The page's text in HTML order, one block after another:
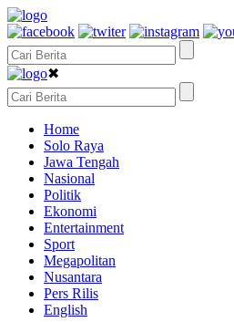
✖
Home
Solo Raya
Jawa Tengah
Nasional
Politik
Ekonomi
Entertainment
Sport
Megapolitan
Nusantara
Pers Rilis
English